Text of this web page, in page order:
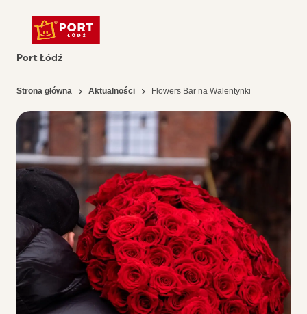
Port Łódź
Strona główna Aktualności Flowers Bar na Walentynki